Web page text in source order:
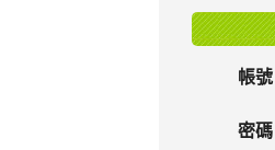
帳號
密碼